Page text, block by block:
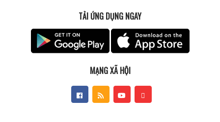
TẢI ỨNG DỤNG NGAY
MẠNG XÃ HỘI